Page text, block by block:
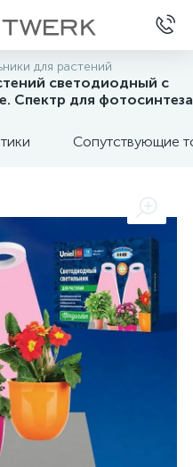
для растений
светодиодный с
Спектр для фотосинтеза
Сопутствующие